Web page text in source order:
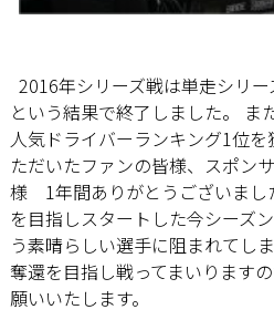
2016年シリーズ戦は単走シリ
という結果で終了しました。 ま
人気ドライバーランキング1位
ただいたファンの皆様、スポン
様 1年間ありがとうございまし
を目指しスタートした今シーズ
う素晴らしい選手に阻まれてし
奪還を目指し戦ってまいります
願いいたします。